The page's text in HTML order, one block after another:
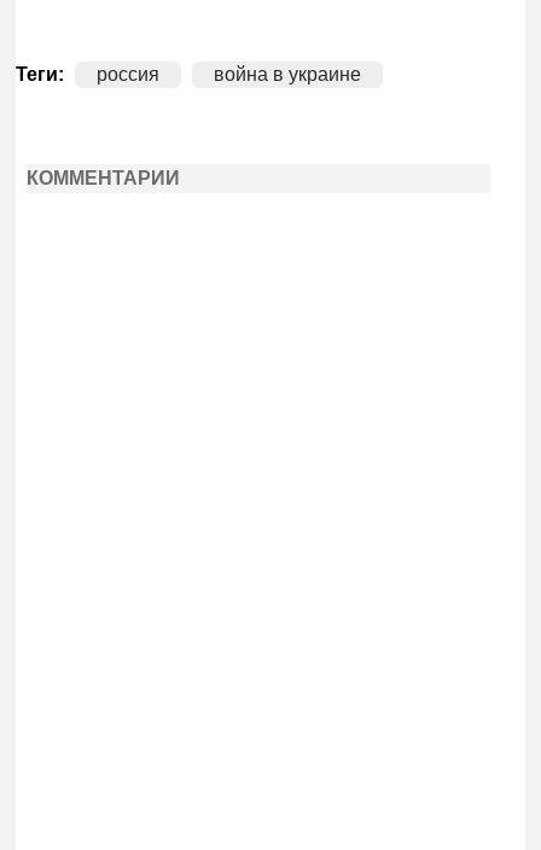
Теги: россия война в украине
КОММЕНТАРИИ